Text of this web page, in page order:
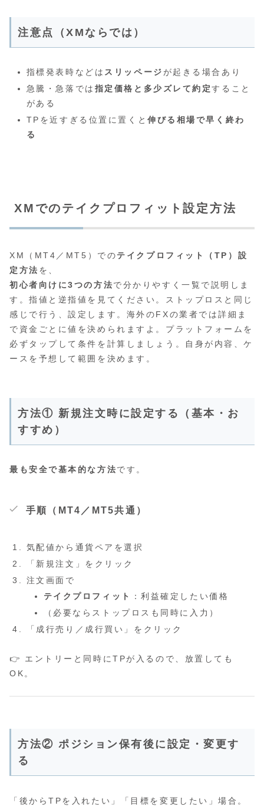
注意点（XMならでは）
指標発表時などは スリッページ が起きる場合あり
急騰・急落では 指定価格と多少ズレて約定すること
がある
TPを近すぎる位置に置くと伸びる相場で早く終わ
る
XMでのテイクプロフィット設定方法
XM（MT4／MT5）でのテイクプロフィット（TP）設
定方法 を、
初心者向けに3つの方法で分かりやすく一覧で説明しま
す。指値と逆指値を見てください。ストップロスと同じ
感じで行う、設定します。海外のFXの業者では詳細ま
で資金ごとに値を決められますよ。プラットフォームを
必ずタップして条件を計算しましょう。自身が内容、ケ
ースを予想して範囲を決めます。
方法① 新規注文時に設定する（基本・お
すすめ）
最も安全で基本的な方法です。
手順（MT4／MT5共通）
気配値から通貨ペアを選択
「新規注文」をクリック
注文画面で
テイクプロフィット
：利益確定したい価格
（必要ならストップロスも同時に入力）
「成行売り／成行買い」をクリック
👉 エントリーと同時にTPが入るので、放置しても
OK。
方法② ポジション保有後に設定・変更す
る
「後からTPを入れたい」「目標を変更したい」場合。